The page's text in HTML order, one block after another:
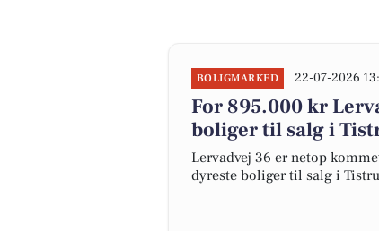
BOLIGMARKED 22-07-2026
For 895.000 kr
boliger til salg i
Lervadvej 36 er netop
dyreste boliger til salg i